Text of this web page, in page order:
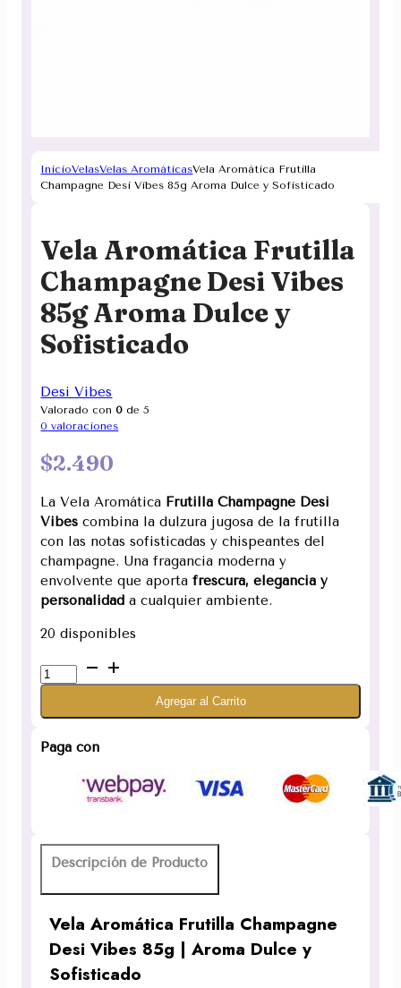
InicioVelasVelas AromáticasVela Aromática Frutilla
Champagne Desi Vibes 85g Aroma Dulce y Sofisticado
Vela Aromática Frutilla
Champagne Desi Vibes
85g Aroma Dulce y
Sofisticado
Desi Vibes
Valorado con0 de 5
0 valoraciones
$2.490
La Vela Aromática Frutilla Champagne Desi
Vibes combina la dulzura jugosa de la frutilla
con las notas sofisticadas y chispeantes del
champagne. Una fragancia moderna y
envolvente que aportafrescura, elegancia y
personalidad a cualquier ambiente.
20 disponibles
Vela
Aromática
Desi
y
Sofisticado
Agregar al Carrito
Paga con
Descripción de Producto
Vela Aromática Frutilla Champagne
Desi Vibes 85g | Aroma Dulce y
Sofisticado